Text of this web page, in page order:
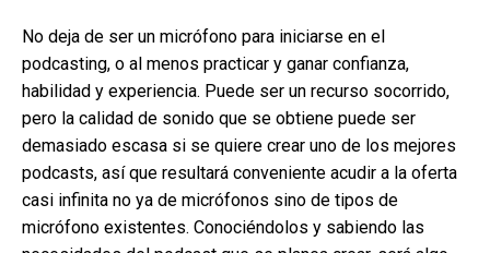
No deja de ser un micrófono para iniciarse en el
podcasting, o al menos practicar y ganar confianza,
habilidad y experiencia. Puede ser un recurso socorrido,
pero la calidad de sonido que se obtiene puede ser
demasiado escasa si se quiere crear uno de los mejores
podcasts, así que resultará conveniente acudir a la oferta
casi infinita no ya de micrófonos sino de tipos de
micrófono existentes. Conociéndolos y sabiendo las